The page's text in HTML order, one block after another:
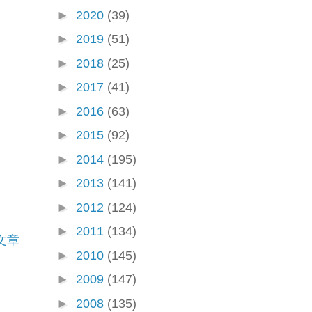
章
► 2020 (39)
► 2019 (51)
► 2018 (25)
► 2017 (41)
► 2016 (63)
► 2015 (92)
► 2014 (195)
► 2013 (141)
► 2012 (124)
► 2011 (134)
► 2010 (145)
► 2009 (147)
► 2008 (135)